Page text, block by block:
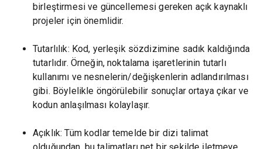
birleştirmesi ve güncellemesi gereken açık kaynaklı
projeler için önemlidir.
Tutarlılık: Kod, yerleşik sözdizimine sadık kaldığında
tutarlıdır. Örneğin, noktalama işaretlerinin tutarlı
kullanımı ve nesnelerin/değişkenlerin adlandırılması
gibi. Böylelikle öngörülebilir sonuçlar ortaya çıkar ve
kodun anlaşılması kolaylaşır.
Açıklık: Tüm kodlar temelde bir dizi talimat
olduğundan, bu talimatları net bir şekilde iletmeye